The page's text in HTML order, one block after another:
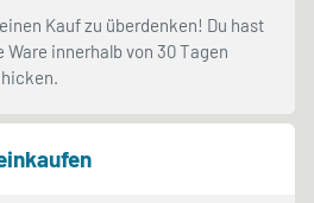
Kauf zu überdenken! Du hast
Ware innerhalb von 30 Tagen